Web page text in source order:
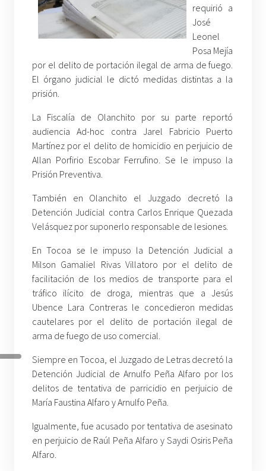
requirió a
José
Leonel
Posa Mejía
por el delito de portación ilegal de arma de fuego.
El órgano judicial le dictó medidas distintas a la
prisión.
La Fiscalía de Olanchito por su parte reportó
audiencia Ad-hoc contra Jarel Fabricio Puerto
Martínez por el delito de homicidio en perjuicio de
Allan Porfirio Escobar Ferrufino. Se le impuso la
Prisión Preventiva.
También en Olanchito el Juzgado decretó la
Detención Judicial contra Carlos Enrique Quezada
Velásquez por suponerlo responsable de lesiones.
En Tocoa se le impuso la Detención Judicial a
Milson Gamaliel Rivas Villatoro por el delito de
facilitación de los medios de transporte para el
tráfico ilícito de droga, mientras que a Jesús
Ubence Lara Contreras le concedieron medidas
cautelares por el delito de portación ilegal de
arma de fuego de uso comercial.
Siempre en Tocoa, el Juzgado de Letras decretó la
Detención Judicial de Arnulfo Peña Alfaro por los
delitos de tentativa de parricidio en perjuicio de
María Faustina Alfaro y Arnulfo Peña.
Igualmente, fue acusado por tentativa de asesinato
en perjuicio de Raúl Peña Alfaro y Saydi Osiris Peña
Alfaro.